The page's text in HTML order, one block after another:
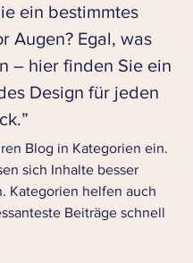
ein bestimmtes
Augen? Egal, was
– hier finden Sie ein
Design für jeden
Blog in Kategorien ein.
sich Inhalte besser
Kategorien helfen auch
Beiträge schnell